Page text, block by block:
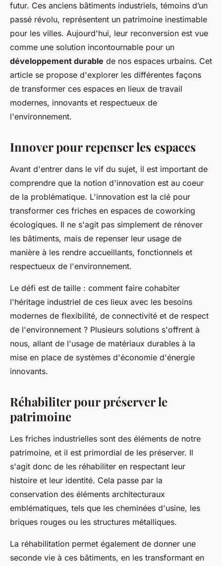
futur. Ces anciens bâtiments industriels, témoins d’un
passé révolu, représentent un patrimoine inestimable
pour les villes. Aujourd'hui, leur reconversion est vue
comme une solution incontournable pour un
développement durable de nos espaces urbains. Cet
article se propose d'explorer les différentes façons
de transformer ces espaces en lieux de travail
modernes, innovants et respectueux de
l'environnement.
Innover pour repenser les espaces
Avant d'entrer dans le vif du sujet, il est important de
comprendre que la notion d'innovation est au coeur
de la problématique. L'innovation est la clé pour
transformer ces friches en espaces de coworking
écologiques. Il ne s'agit pas simplement de rénover
les bâtiments, mais de repenser leur usage de
manière à les rendre accueillants, fonctionnels et
respectueux de l'environnement.
Le défi est de taille : comment faire cohabiter
l'héritage industriel de ces lieux avec les besoins
modernes de flexibilité, de connectivité et de respect
de l'environnement ? Plusieurs solutions s'offrent à
nous, allant de l'usage de matériaux durables à la
mise en place de systèmes d'économie d'énergie
innovants.
Réhabiliter pour préserver le
patrimoine
Les friches industrielles sont des éléments de notre
patrimoine, et il est primordial de les préserver. Il
s'agit donc de les réhabiliter en respectant leur
histoire et leur identité. Cela passe par la
conservation des éléments architecturaux
emblématiques, tels que les cheminées d'usine, les
briques rouges ou les structures métalliques.
La réhabilitation permet également de donner une
seconde vie à ces bâtiments, en les transformant en